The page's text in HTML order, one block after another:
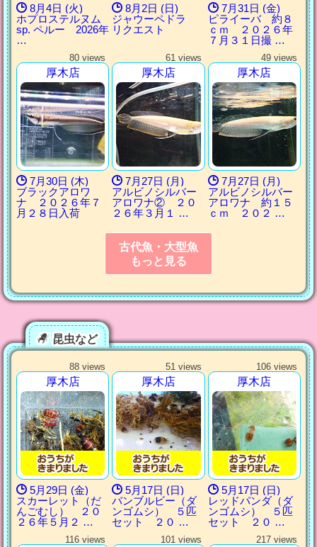
8月4日 (火)
ホプロステルヌム
sp. ペルー 2026年
…
8月2日 (日)
ジャウーペドラ
リクエスト
7月31日 (金)
ピライーバ 約８
ｃｍ ２０２６年
７月３１日撮 …
80 views
厚木店
7月30日 (木)
ブラックアロワ
ナ ２０２６年７
月２８日入荷
61 views
厚木店
7月27日 (月)
アルビノシルバー
アロワナ② ２０
２６年３月１ …
49 views
厚木店
7月27日 (月)
アルビノシルバー
アロワナ 約１５
ｃｍ ２０２ …
古代魚・大型魚
もっと見る
昆虫など
88 views
厚木店
5月29日 (金)
スカーレット（だ
んごむし） ２０
２６年５月２ …
51 views
厚木店
5月17日 (日)
バンブルビー（ダ
ンゴムシ） ５匹
セット ２０ …
106 views
厚木店
5月17日 (日)
レッドパンダ（ダ
ンゴムシ） ５匹
セット ２０ …
116 views 101 views 217 views